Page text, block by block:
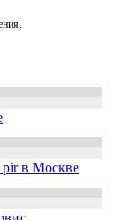
pir в Москве